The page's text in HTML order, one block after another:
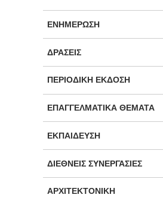
ΕΝΗΜΈΡΩΣΗ
ΔΡΆΣΕΙΣ
ΠΕΡΙΟΔΙΚΉ ΈΚΔΟΣΗ
ΕΠΑΓΓΕΛΜΑΤΙΚΆ ΘΈΜΑΤΑ
ΕΚΠΑΊΔΕΥΣΗ
ΔΙΕΘΝΕΊΣ ΣΥΝΕΡΓΑΣΊΕΣ
ΑΡΧΙΤΕΚΤΟΝΙΚΉ